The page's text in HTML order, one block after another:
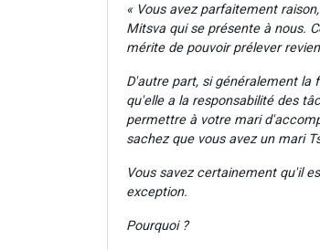
« Vous avez parfaitement
Mitsva qui se présente à nous.
mérite de pouvoir prélever
D'autre part, si généralement
qu'elle a la responsabilité des
permettre à votre mari
sachez que vous avez un mari
Vous savez certainement qu'il
exception.
Pourquoi ?